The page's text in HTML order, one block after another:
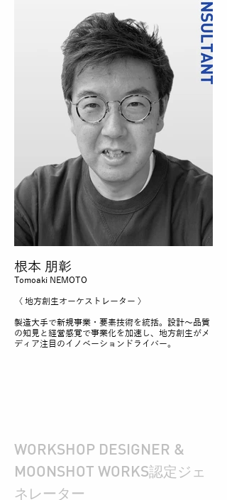
根本 朋彰
Tomoaki NEMOTO
〈 地方創生オーケストレーター 〉
製造大手で新規事業・要素技術を統括。設計〜品質
の知見と経営感覚で事業化を加速し、地方創生がメ
ディア注目のイノベーションドライバー。
WORKSHOP DESIGNER &
​MOONSHOT WORKS認定ジェ
ネレーター